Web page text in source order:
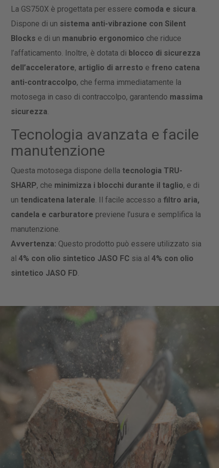
La GS750X è progettata per essere comoda e sicura.
Dispone di un sistema anti-vibrazione con Silent
Blocks e di un manubrio ergonomico che riduce
l’affaticamento. Inoltre, è dotata di blocco di sicurezza
dell’acceleratore, artiglio di arresto efreno catena
anti-contraccolpo, che ferma immediatamente la
motosega in caso di contraccolpo, garantendo massima
sicurezza.
Tecnologia avanzata e facile
manutenzione
Questa motosega dispone della tecnologia TRU-
SHARP, che minimizza i blocchi durante il taglio, e di
un tendicatena laterale. Il facile accesso afiltro aria,
candela e carburatore previene l’usura e semplifica la
manutenzione.
Avvertenza: Questo prodotto può essere utilizzato sia
al4% con olio sintetico JASO FC sia al4% con olio
sintetico JASO FD.